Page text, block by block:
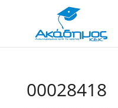
00028418